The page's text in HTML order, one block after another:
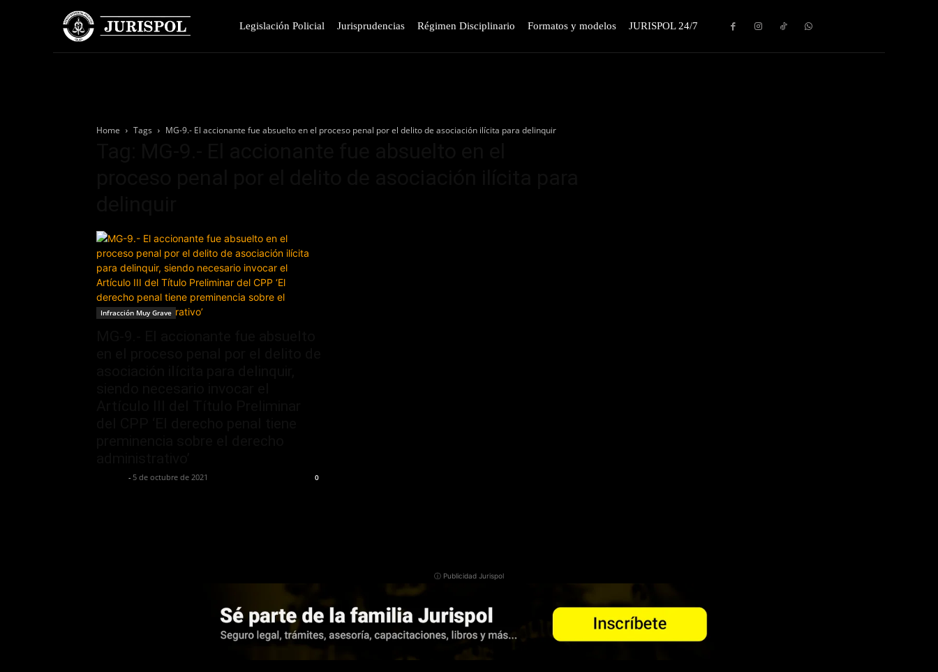
Legislación Policial Jurisprudencias Régimen Disciplinario Formatos y modelos JURISPOL 24/7
Home Tags MG-9.- El accionante fue absuelto en el proceso penal por el delito de asociación ilícita para delinquir
Infracción Muy Grave
- 5 de octubre de 2021 0
ⓘ Publicidad Jurispol